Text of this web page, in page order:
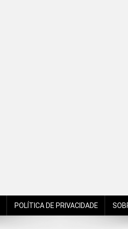
POLÍTICA DE PRIVACIDADE